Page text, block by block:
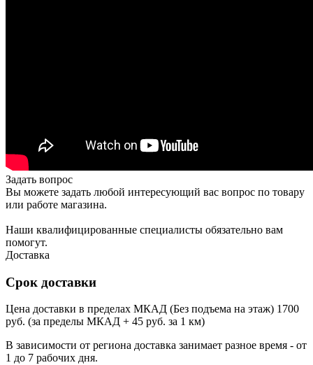
Задать вопрос
Вы можете задать любой интересующий вас вопрос по товару
или работе магазина.
Наши квалифицированные специалисты обязательно вам
помогут.
Доставка
Срок доставки
Цена доставки в пределах МКАД (Без подъема на этаж) 1700
руб. (за пределы МКАД + 45 руб. за 1 км)
В зависимости от региона доставка занимает разное время - от
1 до 7 рабочих дня.